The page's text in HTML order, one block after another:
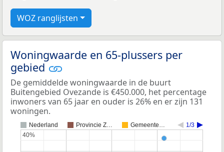
WOZ ranglijsten
Woningwaarde en 65-plussers per
gebied
De gemiddelde woningwaarde in de buurt
Buitengebied Ovezande is €450.000, het percentage
inwoners van 65 jaar en ouder is 26% en er zijn 131
woningen.
Nederland Provincie Z… Gemeente… 1/3
40%
40%